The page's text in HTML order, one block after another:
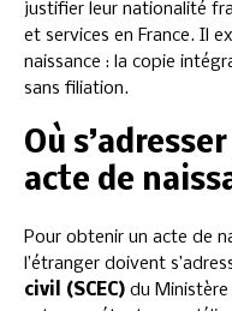
justifier leur nationalité
et services en France. Il
naissance : la copie
sans filiation.
Où
acte de
Pour obtenir un acte de
l’étranger doivent
civil (SCEC) du Ministère